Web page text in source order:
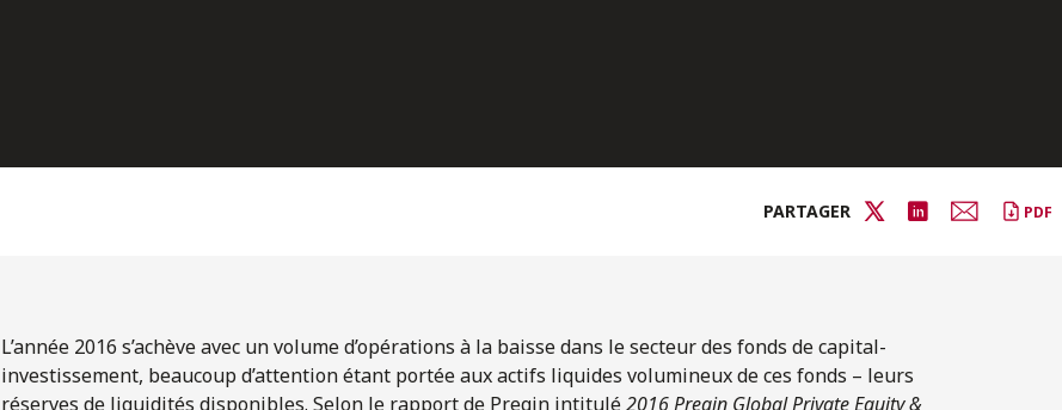
PARTAGER PDF
L’année 2016 s’achève avec un volume d’opérations à la baisse dans le secteur des fonds de capital-
investissement, beaucoup d’attention étant portée aux actifs liquides volumineux de ces fonds – leurs
réserves de liquidités disponibles. Selon le rapport de Preqin intitulé2016 Preqin Global Private Equity &